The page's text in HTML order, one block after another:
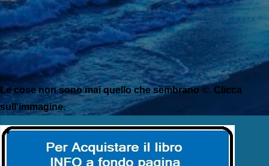
Le cose non sono mai quello che sembrano ©. Clicca
sull'immagine.